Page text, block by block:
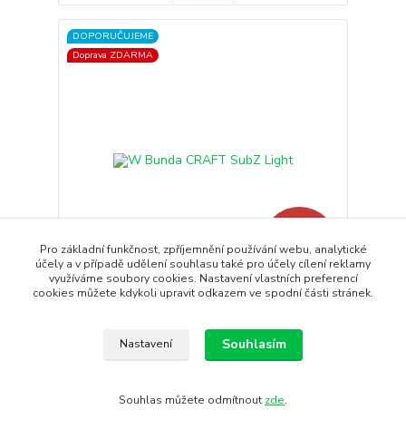
DOPORUČUJEME
Doprava ZDARMA
- 16 %
SubZ Light Jacket je všestranná sportovní bunda s
kapucí a zatepl...
3 250 Kč
Pro základní funkčnost, zpříjemnění používání webu, analytické
účely a v případě udělení souhlasu také pro účely cílení reklamy
využíváme soubory cookies. Nastavení vlastních preferencí
cookies můžete kdykoli upravit odkazem ve spodní části stránek.
Nastavení Souhlasím
Souhlas můžete odmítnout zde.